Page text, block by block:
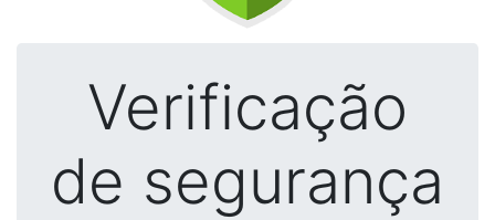
Verificação
de segurança